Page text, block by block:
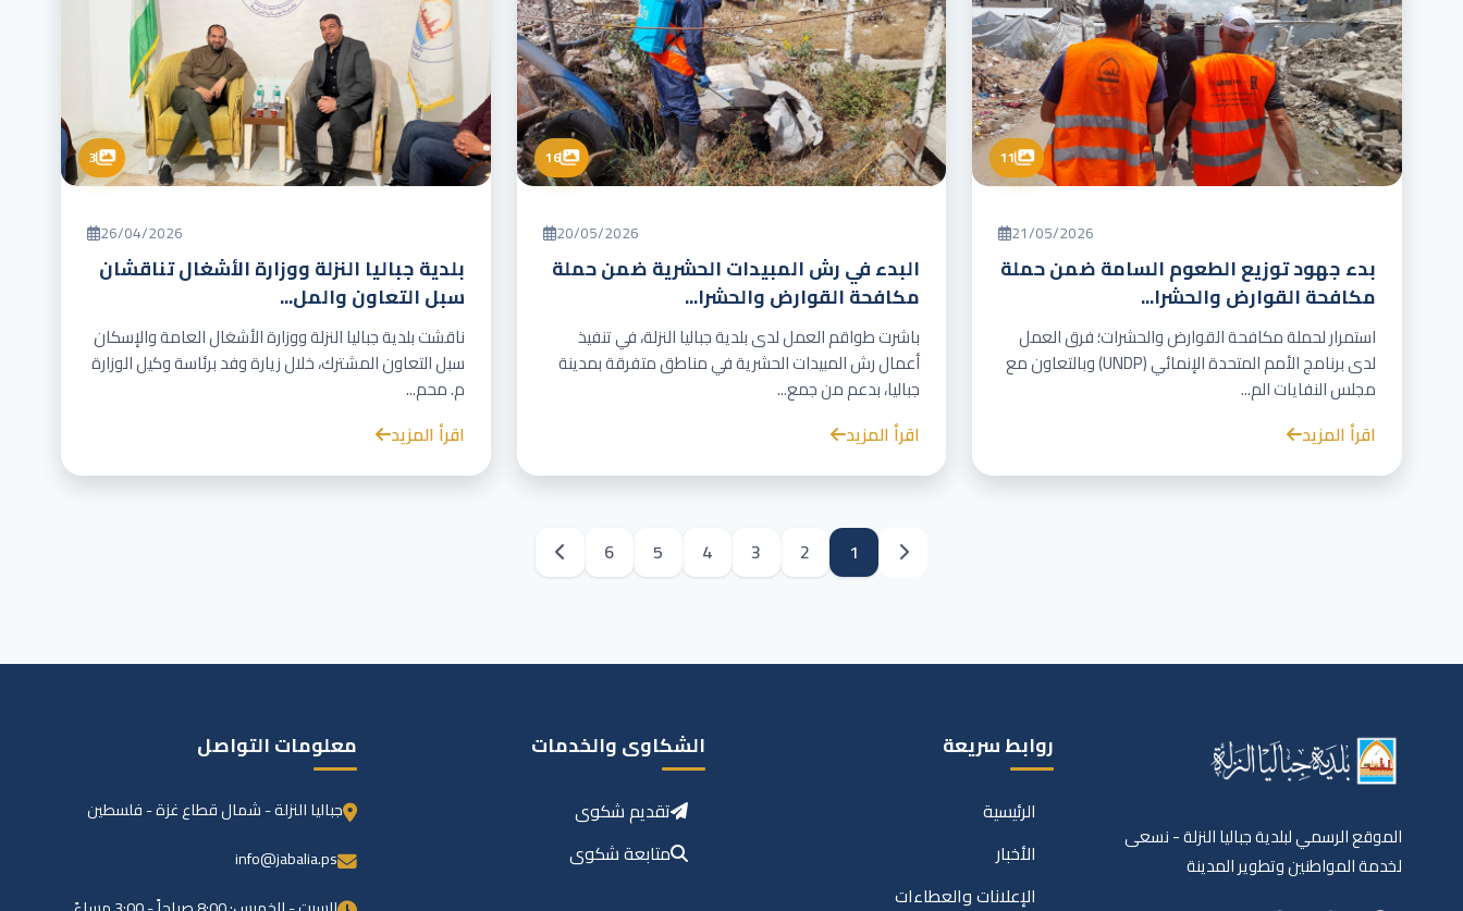
11
21/05/2026
بدء جهود توزيع الطعوم السامة ضمن حملة
مكافحة القوارض والحشرا...
استمرار لحملة مكافحة القوارض والحشرات؛ فرق العمل
لدى برنامج الأمم المتحدة الإنمائي (UNDP) وبالتعاون مع
مجلس النفايات الم...
اقرأ المزيد
16
20/05/2026
البدء في رش المبيدات الحشرية ضمن حملة
مكافحة القوارض والحشرا...
باشرت طواقم العمل لدى بلدية جباليا النزلة، في تنفيذ
أعمال رش المبيدات الحشرية في مناطق متفرقة بمدينة
جباليا، بدعم من جمع...
اقرأ المزيد
3
26/04/2026
بلدية جباليا النزلة ووزارة الأشغال تناقشان
سبل التعاون والمل...
ناقشت بلدية جباليا النزلة ووزارة الأشغال العامة والإسكان
سبل التعاون المشترك، خلال زيارة وفد برئاسة وكيل الوزارة
م. محم...
اقرأ المزيد
1
2
3
4
5
6
الموقع الرسمي لبلدية جباليا النزلة - نسعى
لخدمة المواطنين وتطوير المدينة
روابط سريعة
الرئيسية
الأخبار
الإعلانات والعطاءات
الشكاوى والخدمات
تقديم شكوى
متابعة شكوى
معلومات التواصل
جباليا النزلة - شمال قطاع غزة - فلسطين
info@jabalia.ps